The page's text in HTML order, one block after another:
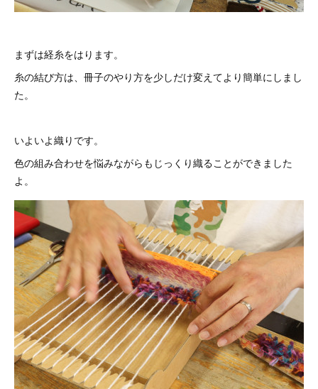
まずは経糸をはります。
糸の結び方は、冊子のやり方を少しだけ変えてより簡単にしまし
た。
いよいよ織りです。
色の組み合わせを悩みながらもじっくり織ることができました
よ。